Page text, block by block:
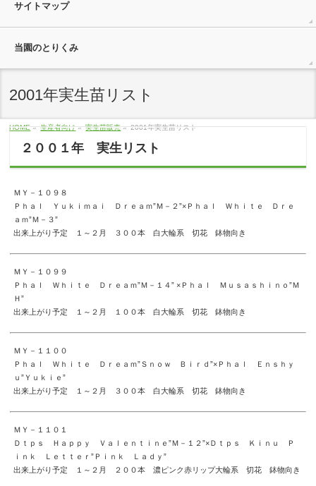
サイトマップ
当園のとりくみ
2001年実生苗リスト
HOME» 生産者向け» 実生苗販売» 2001年実生苗リスト
２００１年 実生リスト
ＭＹ－１０９８
Ｐｈａｌ Ｙｕｋｉｍａｉ Ｄｒｅａｍ”Ｍ－２”×Ｐｈａｌ Ｗｈｉｔｅ Ｄｒｅ
ａｍ”Ｍ－３”
出来上がり予定 １～２月 ３００本 白大輪系 切花 鉢物向き
ＭＹ－１０９９
Ｐｈａｌ Ｗｈｉｔｅ Ｄｒｅａｍ”Ｍ－１４” ×Ｐｈａｌ Ｍｕｓａｓｈｉｎｏ”Ｍ
Ｈ”
出来上がり予定 １～２月 １００本 白大輪系 切花 鉢物向き
ＭＹ－１１００
Ｐｈａｌ Ｗｈｉｔｅ Ｄｒｅａｍ”Ｓｎｏｗ Ｂｉｒｄ”×Ｐｈａｌ Ｅｎｓｈｙ
ｕ”Ｙｕｋｉｅ”
出来上がり予定 １～２月 ３００本 白大輪系 切花 鉢物向き
ＭＹ－１１０１
Ｄｔｐｓ Ｈａｐｐｙ Ｖａｌｅｎｔｉｎｅ”Ｍ－１２”×Ｄｔｐｓ Ｋｉｎｕ Ｐ
ｉｎｋ Ｌｅｔｔｅｒ”Ｐｉｎｋ Ｌａｄｙ”
出来上がり予定 １～２月 ２００本 濃ピンク赤リップ大輪系 切花 鉢物向き